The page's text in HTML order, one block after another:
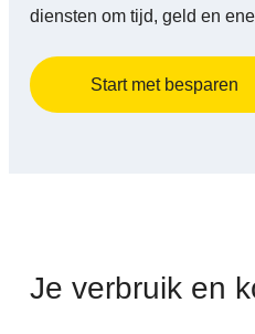
diensten om tijd, geld en
Start met besparen
Je verbruik en